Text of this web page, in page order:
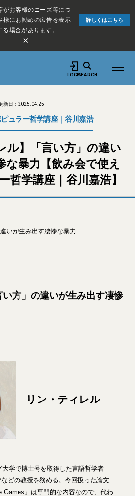
がお客様のニーズ等につ
様にお勧めの広告を表示
場合があります。
詳しくはこちら
×
LOGINSEARCH
新日：2025.04.25
ュラー哲学講座｜谷川嘉浩
ル】「言い方」の違い
な暴力【飲み会で使え
哲学講座｜谷川嘉浩】
いが生み出す凄惨な暴力
方」の違いが生み出す凄惨
リン・ティレル
大学で博士号を取得した言語哲学者
どの教授を務める。今回扱った論文
Games」は専門的な内容なので、代わ